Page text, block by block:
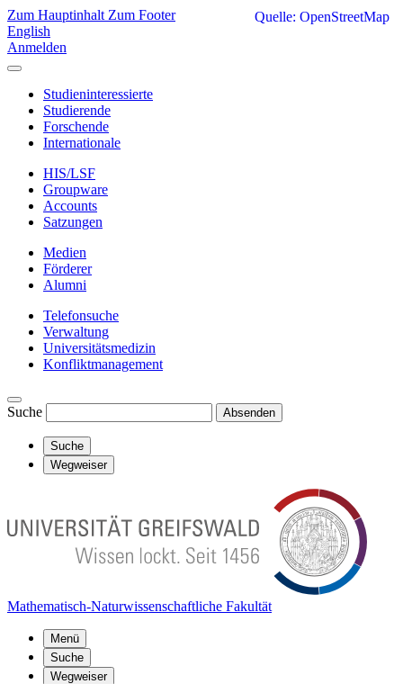
Zum Hauptinhalt Zum Footer
English
Anmelden
Studieninteressierte
Studierende
Forschende
Internationale
HIS/LSF
Groupware
Accounts
Satzungen
Medien
Förderer
Alumni
Telefonsuche
Verwaltung
Universitätsmedizin
Konfliktmanagement
Suche Absenden
Suche
Wegweiser
Mathematisch-Naturwissenschaftliche Fakultät
Menü
Suche
Wegweiser
Quelle: OpenStreetMap